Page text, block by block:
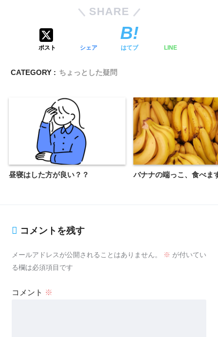
SHARE
ポスト シェア はてブ LINE
CATEGORY : ちょっとした疑問
昼寝はした方が良い？？ バナナの端っこ、食べま
コメントを残す
メールアドレスが公開されることはありません。 ※ が付いてい
る欄は必須項目です
コメント ※